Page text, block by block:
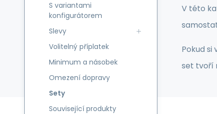
V této
Pokud
set tvoří
S variantami
konfigurátorem
Slevy
Volitelný příplatek
Minimum a násobek
Omezení dopravy
Sety
Související produkty